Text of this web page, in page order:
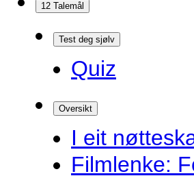
12 Talemål
Test deg sjølv
Quiz
Oversikt
I eit
Filmlenke: